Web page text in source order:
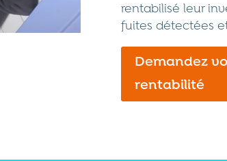
rentabilisé leur
fuites détectées
Demandez
rentabilité